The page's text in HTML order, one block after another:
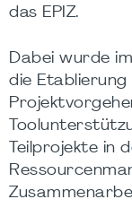
das EPIZ.
Dabei wurde
die Etablierung
Teilprojekte in